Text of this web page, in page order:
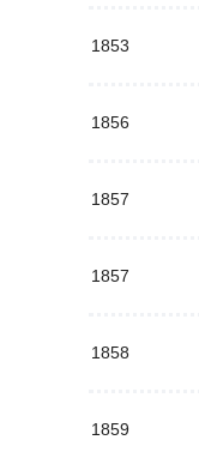
1853
1856
1857
1857
1858
1859